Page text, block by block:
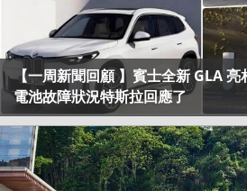
【一周新聞回顧 】賓士全新 GLA
電池故障狀況特斯拉回應了